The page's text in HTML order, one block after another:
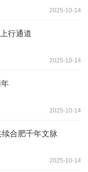
2025-10-14
行通道
2025-10-14
2025-10-14
合肥千年文脉
2025-10-14